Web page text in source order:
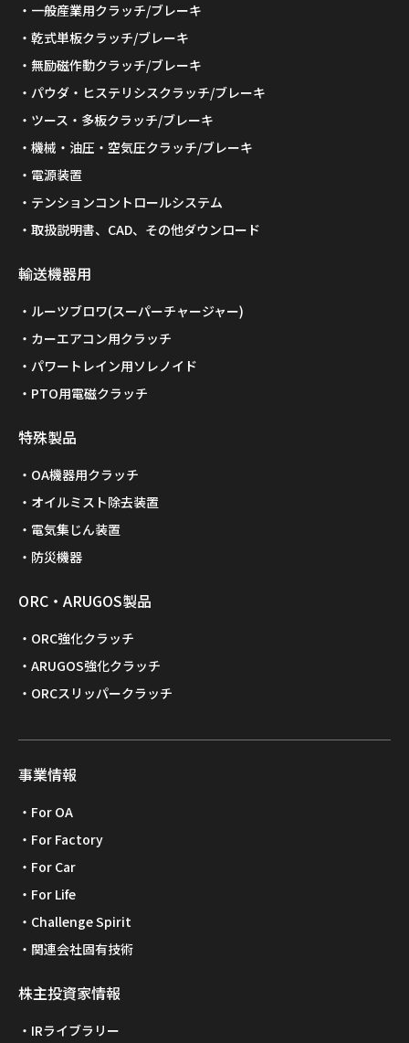
一般産業用クラッチ/ブレーキ
乾式単板クラッチ/ブレーキ
無励磁作動クラッチ/ブレーキ
パウダ・ヒステリシスクラッチ/ブレーキ
ツース・多板クラッチ/ブレーキ
機械・油圧・空気圧クラッチ/ブレーキ
電源装置
テンションコントロールシステム
取扱説明書、CAD、その他ダウンロード
輸送機器用
ルーツブロワ(スーパーチャージャー)
カーエアコン用クラッチ
パワートレイン用ソレノイド
PTO用電磁クラッチ
特殊製品
OA機器用クラッチ
オイルミスト除去装置
電気集じん装置
防災機器
ORC・ARUGOS製品
ORC強化クラッチ
ARUGOS強化クラッチ
ORCスリッパークラッチ
事業情報
For OA
For Factory
For Car
For Life
Challenge Spirit
関連会社固有技術
株主投資家情報
IRライブラリー